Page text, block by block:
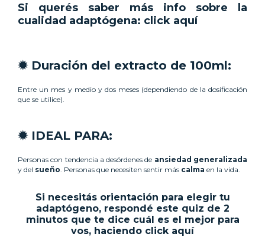
Si querés saber más info sobre la
cualidad adaptógena: click aquí
✹ Duración del extracto de 100ml:
Entre un mes y medio y dos meses (dependiendo de la dosificación
que se utilice).
✹ IDEAL PARA:
Personas con tendencia a desórdenes de ansiedad generalizada
y del sueño . Personas que necesiten sentir más calma en la vida.
Si necesitás orientación para elegir tu
adaptógeno, respondé este quiz de 2
minutos que te dice cuál es el mejor para
vos, haciendo click aquí